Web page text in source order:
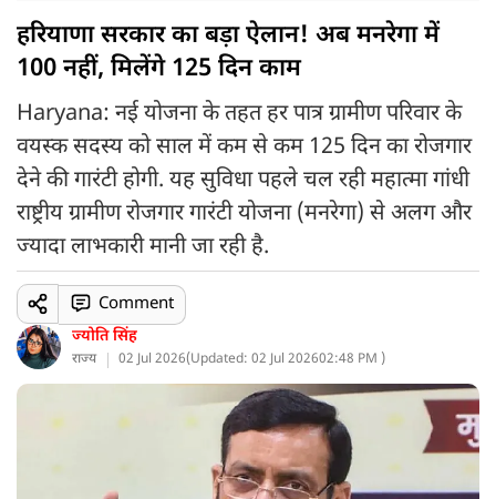
हरियाणा सरकार का बड़ा ऐलान! अब मनरेगा में
100 नहीं, मिलेंगे 125 दिन काम
Haryana: नई योजना के तहत हर पात्र ग्रामीण परिवार के
वयस्क सदस्य को साल में कम से कम 125 दिन का रोजगार
देने की गारंटी होगी. यह सुविधा पहले चल रही महात्मा गांधी
राष्ट्रीय ग्रामीण रोजगार गारंटी योजना (मनरेगा) से अलग और
ज्यादा लाभकारी मानी जा रही है.
ज्योति सिंह
राज्य 02 Jul 2026(Updated: 02 Jul 202602:48 PM )
Comment